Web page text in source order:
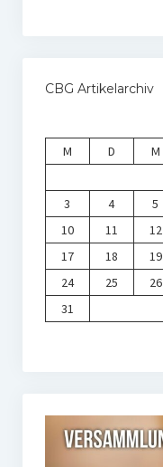
CBG Artikelarchiv
M
D M
3
4 5
10
11 12
17
18 19
24
25 26
31